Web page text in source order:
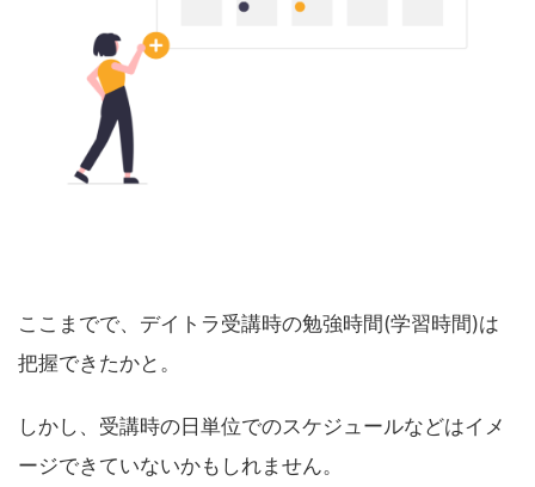
ここまでで、デイトラ受講時の勉強時間(学習時間)は
把握できたかと。
しかし、受講時の日単位でのスケジュールなどはイメ
ージできていないかもしれません。